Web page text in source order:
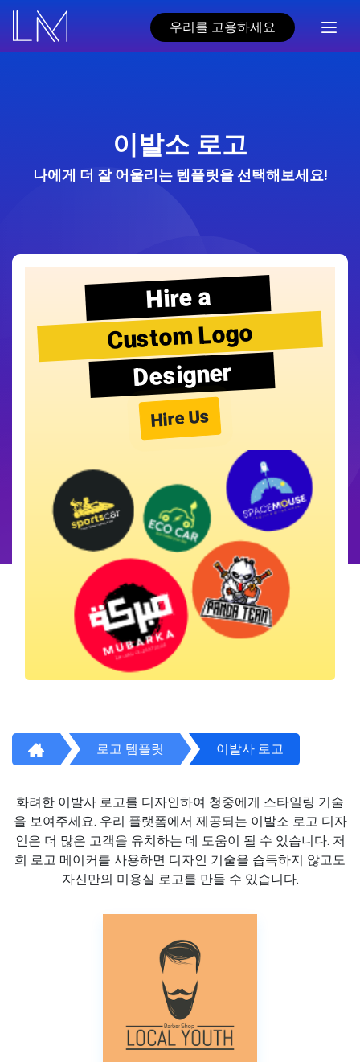
우리를 고용하세요
이발소 로고
나에게 더 잘 어울리는 템플릿을 선택해보세요!
Hire a
Custom Logo
Designer
Hire Us
로고 템플릿 이발사 로고
화려한 이발사 로고를 디자인하여 청중에게 스타일링 기술
을 보여주세요. 우리 플랫폼에서 제공되는 이발소 로고 디자
인은 더 많은 고객을 유치하는 데 도움이 될 수 있습니다. 저
희 로고 메이커를 사용하면 디자인 기술을 습득하지 않고도
자신만의 미용실 로고를 만들 수 있습니다.